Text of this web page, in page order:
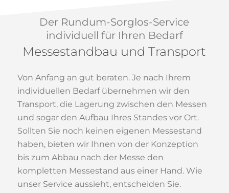
Der Rundum-Sorglos-Service
individuell für Ihren Bedarf
Messestandbau und Transport
Von Anfang an gut beraten. Je nach Ihrem
individuellen Bedarf übernehmen wir den
Transport, die Lagerung zwischen den Messen
und sogar den Aufbau Ihres Standes vor Ort.
Sollten Sie noch keinen eigenen Messestand
haben, bieten wir Ihnen von der Konzeption
bis zum Abbau nach der Messe den
kompletten Messestand aus einer Hand. Wie
unser Service aussieht, entscheiden Sie.